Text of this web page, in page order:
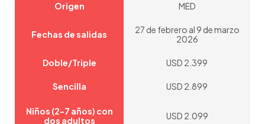
Origen MED
Fechas de salidas
27 de febrero al 9 de marzo
2026
Doble/Triple USD 2.399
Sencilla USD 2.899
Niños (2-7 años) con
dos adultos
USD 2.099